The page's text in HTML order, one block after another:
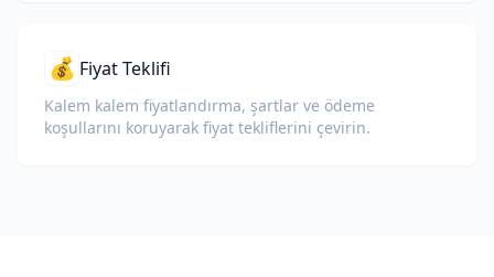
💰 Fiyat Teklifi
Kalem kalem fiyatlandırma, şartlar ve ödeme
koşullarını koruyarak fiyat tekliflerini çevirin.